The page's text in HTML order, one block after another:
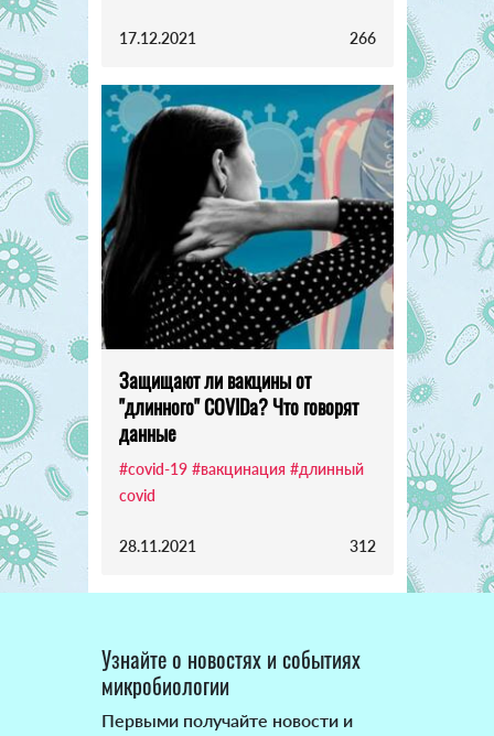
17.12.2021 266
Защищают ли вакцины от
"длинного" COVIDа? Что говорят
данные
#covid-19 #вакцинация #длинный
covid
28.11.2021 312
Узнайте о новостях и событиях
микробиологии
Первыми получайте новости и